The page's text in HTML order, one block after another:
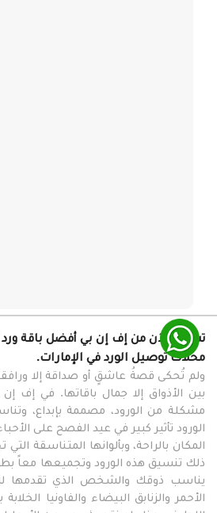
تسوق الآن من إف إن بي أفضل باقة
محلات توصيل الورد في الإمارات.
ولم تُحكى قصةُ عاشقٍ أو صداقة إلا
بين الأذواق إلا جمال باقاتها. في إف
مشكلة من الورود، مصممة بإبداع،
الورود تأثير كبير في عيد الفصح على
المكان بالراحة، وبألوانها المتناسقة
ذلك تنسيق هذه الورود وتجميعها معاً
يناسب ذوقك والشخص الذي تقدمها
الأحمر والزنابق البيضاء والفاونيا